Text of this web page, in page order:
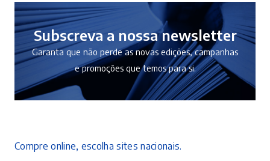
Subscreva a nossa newsletter
Garanta que não perde as novas edições, campanhas
e promoções que temos para si.
Compre online, escolha sites nacionais.